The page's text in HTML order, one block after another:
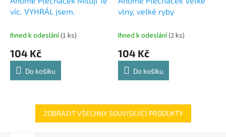
víc. VYHRÁL jsem.
Ihned k odeslání(1 ks)
104 Kč
Do košíku
vlny, velké ryby
Ihned k odeslání(2 ks)
104 Kč
Do košíku
ZOBRAZIT VŠECHNY SOUVISEJÍCÍ PRODUKTY